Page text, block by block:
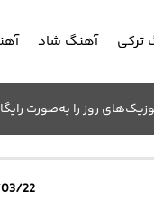
ترکی آهنگ شاد
روز را به‌صورت
1404/03/